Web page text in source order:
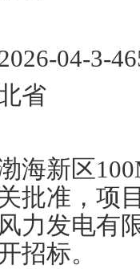
04-3-
省
海新区
批准，项
力发电有
招标。